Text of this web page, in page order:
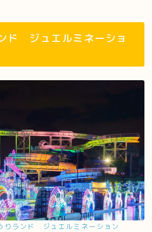
ド ジュエルミネーショ
りランド ジュエルミネーション